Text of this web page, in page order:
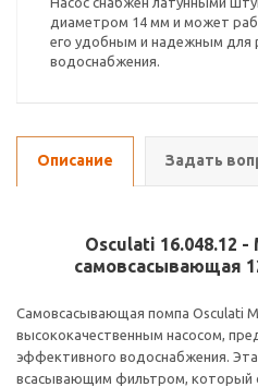
диаметром 14 мм и может
его удобным и надежным для
водоснабжения.
Описание Задать
Osculati 16.048.12 -
самовсасывающая
Самовсасывающая помпа Osculati
высококачественным насосом,
эффективного водоснабжения.
всасывающим фильтром, который